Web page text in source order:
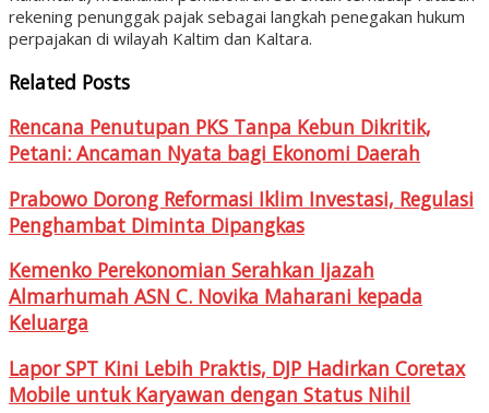
rekening penunggak pajak sebagai langkah penegakan hukum
perpajakan di wilayah Kaltim dan Kaltara.
Related Posts
Rencana Penutupan PKS Tanpa Kebun Dikritik,
Petani: Ancaman Nyata bagi Ekonomi Daerah
Prabowo Dorong Reformasi Iklim Investasi, Regulasi
Penghambat Diminta Dipangkas
Kemenko Perekonomian Serahkan Ijazah
Almarhumah ASN C. Novika Maharani kepada
Keluarga
Lapor SPT Kini Lebih Praktis, DJP Hadirkan Coretax
Mobile untuk Karyawan dengan Status Nihil